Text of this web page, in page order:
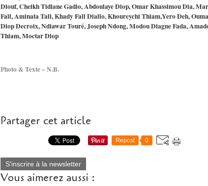
Diouf, Cheikh Tidiane Gadio, Abdoulaye Diop, Omar Khassimou Dia,
Fall, Aminata Tall, Khady Fall Diallo, Khoureychi Thiam,Yero Deh,
Diop Decroix, Ndiawar Touré, Joseph Ndong, Modou Diagne Fada,
Thiam, Moctar Diop
Photo & Texte – N.B.
Partager cet article
Repost 0
S'inscrire à la newsletter
Vous aimerez aussi :